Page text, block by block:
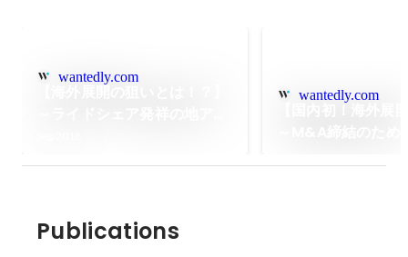
wantedly.com
wantedly.com
Publications